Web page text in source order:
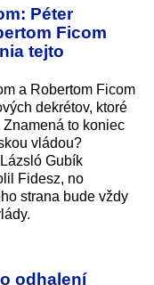
Péter
Ficom
tejto
a Robertom Ficom
dekrétov, ktoré
to koniec
vládou?
Gubík
Fidesz, no
strana bude vždy
odhalení